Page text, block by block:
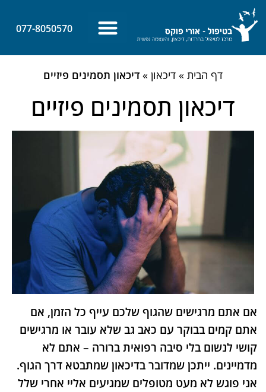
לתוכן
077-8050570
דף הבית » דיכאון » דיכאון תסמינים פיזיים
דיכאון תסמינים פיזיים
אם אתם מרגישים שהגוף שלכם עייף כל הזמן, אם
אתם קמים בבוקר עם כאב גב שלא עובר או מרגישים
קושי לנשום בלי סיבה רפואית ברורה – אתם לא
מדמיינים. ייתכן שמדובר בדיכאון שמתבטא דרך הגוף.
אני פוגש לא מעט מטופלים שמגיעים אליי אחרי שלל